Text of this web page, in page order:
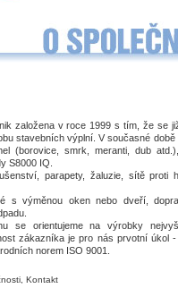
založena v roce 1999 s tím, že se
stavebních výplní. V současné
(borovice, smrk, meranti, dub
S8000 IQ.
parapety, žaluzie, sítě proti
s výměnou oken nebo dveří,
se orientujeme na výrobky
zákazníka je pro nás prvotní úkol
norem ISO 9001.
Kontakt